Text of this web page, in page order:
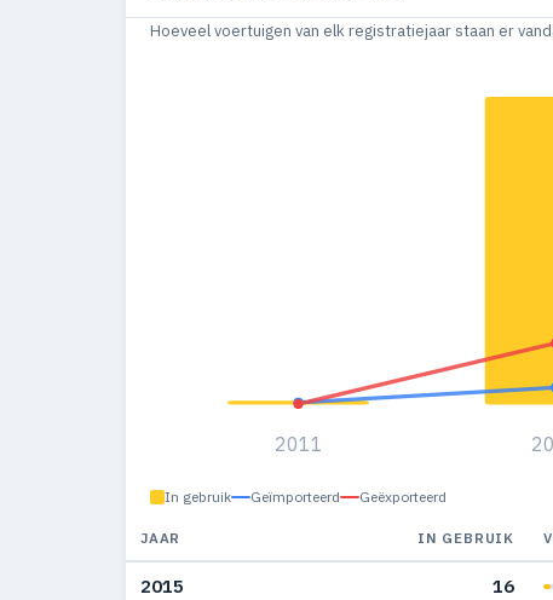
Hoeveel voertuigen van elk registratiejaar staan er
2011
In gebruik Geïmporteerd Geëxporteerd
JAAR IN GEBRUIK
2015 16